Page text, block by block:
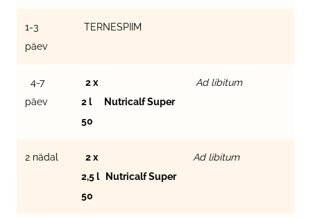
1-3
päev
TERNESPIIM
4-7
päev
2 x
2 l Nutricalf Super
50
Ad libitum
2 nädal
2 x
2,5 l Nutricalf Super
50
Ad libitum